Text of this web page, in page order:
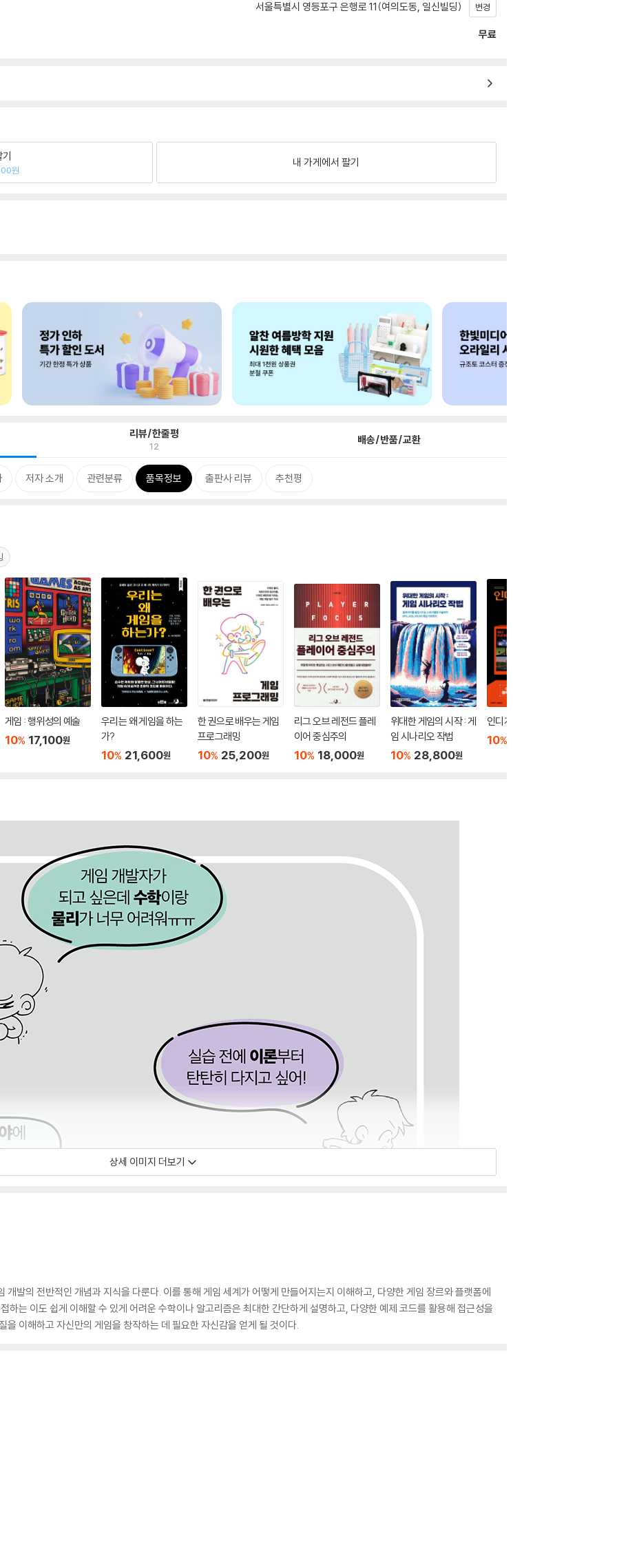
서울특별시 영등포구 은행로 11(여의도동, 일신빌딩) 변경
무료
원
내 가게에서 팔기
리뷰/한줄평
12 배송/반품/교환
저자 소개 관련분류 품목정보 출판사 리뷰 추천평
게임 : 행위성의 예술
10% 17,100원
우리는 왜 게임을 하는
가?
10% 21,600원
한 권으로 배우는 게임
프로그래밍
10% 25,200원
리그 오브 레전드 플레
이어 중심주의
10% 18,000원
위대한 게임의 시작 : 게
임 시나리오 작법
10% 28,800원
인디게임 명작선
10%
상세 이미지 더보기
개발의 전반적인 개념과 지식을 다룬다. 이를 통해 게임 세계가 어떻게 만들어지는지 이해하고, 다양한 게임 장르와 플랫폼에
하는 이도 쉽게 이해할 수 있게 어려운 수학이나 알고리즘은 최대한 간단하게 설명하고, 다양한 예제 코드를 활용해 접근성을
을 이해하고 자신만의 게임을 창작하는 데 필요한 자신감을 얻게 될 것이다.